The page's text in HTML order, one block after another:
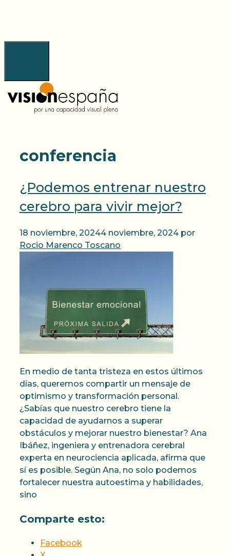
conferencia
¿Podemos entrenar nuestro
cerebro para vivir mejor?
18 noviembre, 20244 noviembre, 2024 por
Rocio Marenco Toscano
En medio de tanta tristeza en estos últimos
días, queremos compartir un mensaje de
optimismo y transformación personal.
¿Sabías que nuestro cerebro tiene la
capacidad de ayudarnos a superar
obstáculos y mejorar nuestro bienestar? Ana
Ibáñez, ingeniera y entrenadora cerebral
experta en neurociencia aplicada, afirma que
sí es posible. Según Ana, no solo podemos
fortalecer nuestra autoestima y habilidades,
sino
Comparte esto:
Facebook